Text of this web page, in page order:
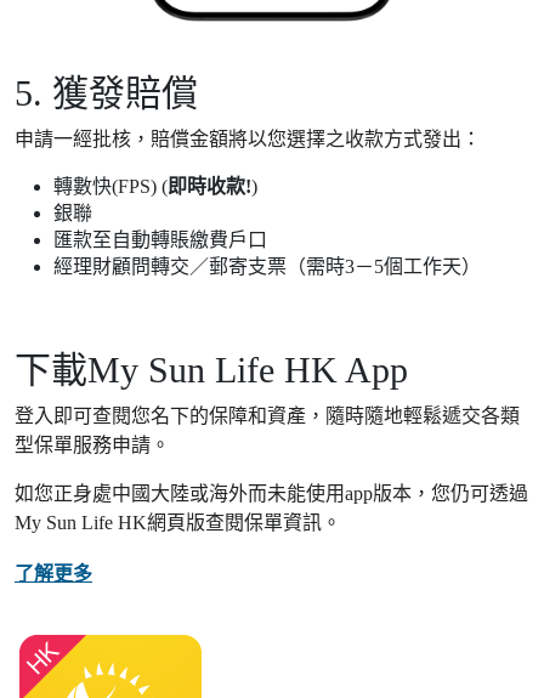
5. 獲發賠償
申請一經批核，賠償金額將以您選擇之收款方式發出：
轉數快(FPS) (即時收款!)
銀聯
匯款至自動轉賬繳費戶口
經理財顧問轉交／郵寄支票（需時3－5個工作天）
下載My Sun Life HK App
登入即可查閱您名下的保障和資產，隨時隨地輕鬆遞交各類
型保單服務申請。
如您正身處中國大陸或海外而未能使用app版本，您仍可透過
My Sun Life HK網頁版查閱保單資訊。
了解更多